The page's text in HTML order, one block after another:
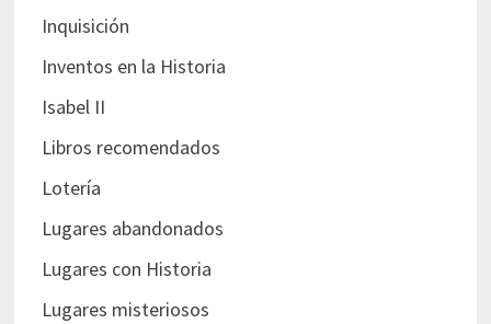
Inquisición
Inventos en la Historia
Isabel II
Libros recomendados
Lotería
Lugares abandonados
Lugares con Historia
Lugares misteriosos